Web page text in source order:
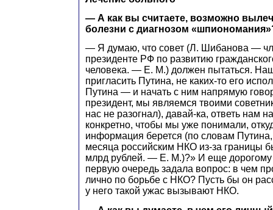
— А как вы считаете, возможно
болезни с диагнозом
— Я думаю, что совет (Л. Шибанова —
президенте РФ по развитию
человека. — Е. М.) должен пытаться.
пригласить Путина, не каких-то его
Путина — и начать с ним напрямую
президент, мы являемся твоими
нас не разогнал), давай-ка, ответь нам
конкретно, чтобы мы уже понимали,
информация берется (по словам
месяца российским НКО из-за границы
млрд рублей. — Е. М.)?» И еще дорогому
первую очередь задала вопрос: в чем
лично по борьбе с НКО? Пусть бы он
у него такой ужас вызывают НКО.